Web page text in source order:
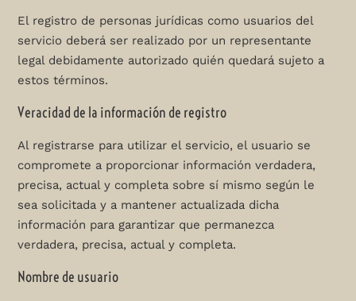
El registro de personas jurídicas como usuarios del
servicio deberá ser realizado por un representante
legal debidamente autorizado quién quedará sujeto a
estos términos.
Veracidad de la información de registro
Al registrarse para utilizar el servicio, el usuario se
compromete a proporcionar información verdadera,
precisa, actual y completa sobre sí mismo según le
sea solicitada y a mantener actualizada dicha
información para garantizar que permanezca
verdadera, precisa, actual y completa.
Nombre de usuario